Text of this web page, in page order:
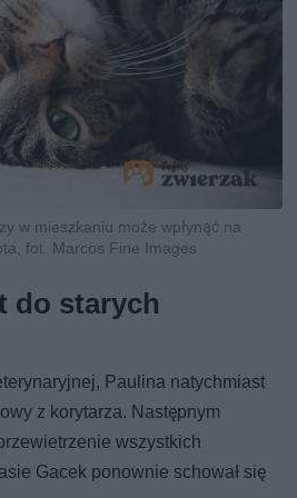
w mieszkaniu może wpłynąć na
fot. Marcos Fine Images
do starych
Paulina natychmiast
z korytarza. Następnym
wszystkich
Gacek ponownie schował się